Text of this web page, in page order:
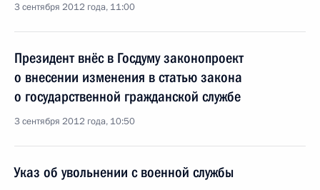
3 сентября 2012 года, 11:00
Президент внёс в Госдуму законопроект
о внесении изменения в статью закона
о государственной гражданской службе
3 сентября 2012 года, 10:50
Указ об увольнении с военной службы